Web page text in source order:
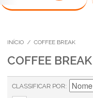
INÍCIO / COFFEE BREAK
COFFEE BREAK
CLASSIFICAR POR